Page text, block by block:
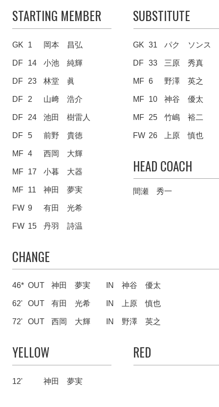
STARTING MEMBER
GK 1 岡本 昌弘
DF 14 小池 純輝
DF 23 林堂 眞
DF 2 山﨑 浩介
DF 24 池田 樹雷人
DF 5 前野 貴徳
MF 4 西岡 大輝
MF 17 小暮 大器
MF 11 神田 夢実
FW 9 有田 光希
FW 15 丹羽 詩温
SUBSTITUTE
GK 31 パク ソンス
DF 33 三原 秀真
MF 6 野澤 英之
MF 10 神谷 優太
MF 25 竹嶋 裕二
FW 26 上原 慎也
HEAD COACH
間瀬 秀一
CHANGE
46* OUT 神田 夢実 IN 神谷 優太
62' OUT 有田 光希 IN 上原 慎也
72' OUT 西岡 大輝 IN 野澤 英之
YELLOW
12' 神田 夢実
RED